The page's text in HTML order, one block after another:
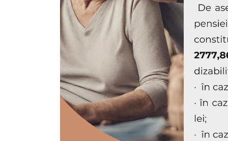
Proiecte
derulare
Proiecte
prioritare